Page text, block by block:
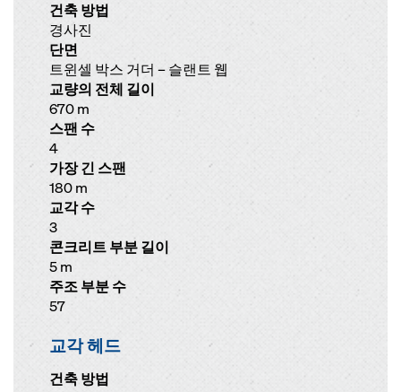
건축 방법
경사진
단면
트윈셀 박스 거더 – 슬랜트 웹
교량의 전체 길이
670 m
스팬 수
4
가장 긴 스팬
180 m
교각 수
3
콘크리트 부분 길이
5 m
주조 부분 수
57
교각 헤드
건축 방법